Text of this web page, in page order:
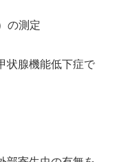
の測定
状腺機能低下症で